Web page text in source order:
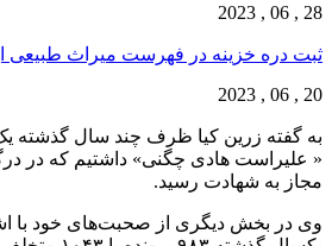
28 , 06 , 2023
ثبت دره خزینه در فهرست میراث طبیعی
20 , 06 , 2023
به گفته زرین کیا ظرف چند سال گذشته
« علیراست هادی چگنی» داشتیم که در
مجاز به شهادت رسید.
وی در بخش دیگری از صحبت‌های خود با